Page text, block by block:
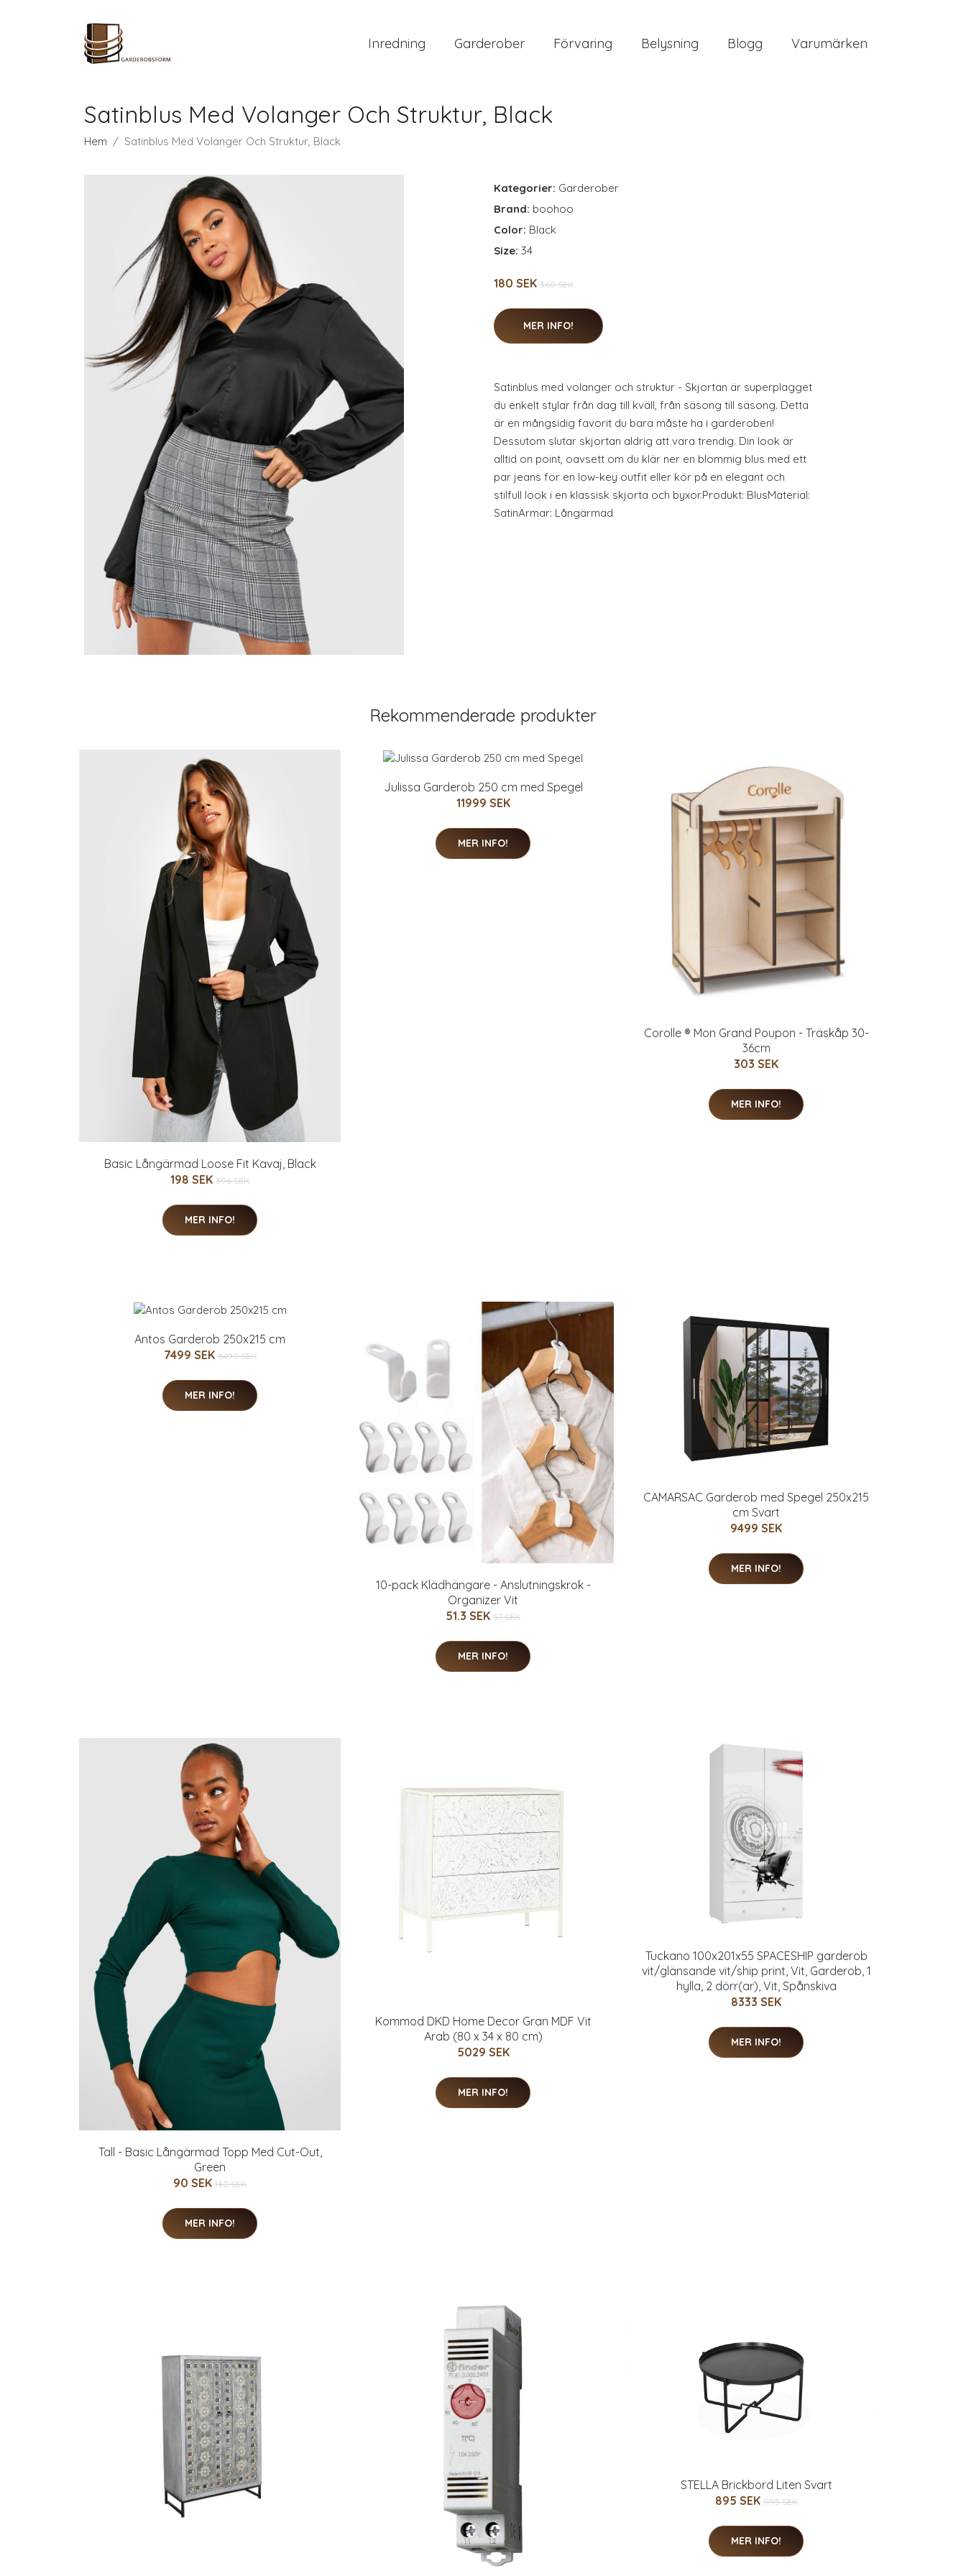
Inredning Garderober Förvaring Belysning Blogg Varumärken
Satinblus Med Volanger Och Struktur, Black
Hem Satinblus Med Volanger Och Struktur, Black
Kategorier: Garderober
Brand: boohoo
Color: Black
Size: 34
180 SEK 360 SEK
MER INFO!
Satinblus med volanger och struktur - Skjortan är superplagget
du enkelt stylar från dag till kväll, från säsong till säsong. Detta
är en mångsidig favorit du bara måste ha i garderoben!
Dessutom slutar skjortan aldrig att vara trendig. Din look är
alltid on point, oavsett om du klär ner en blommig blus med ett
par jeans för en low-key outfit eller kör på en elegant och
stilfull look i en klassisk skjorta och byxor.Produkt: BlusMaterial:
SatinÄrmar: Långärmad
Rekommenderade produkter
Basic Långärmad Loose Fit Kavaj, Black
198 SEK 396 SEK
MER INFO!
Julissa Garderob 250 cm med Spegel
11999 SEK
MER INFO!
Corolle ® Mon Grand Poupon - Träskåp 30-
36cm
303 SEK
MER INFO!
Antos Garderob 250x215 cm
7499 SEK 8499 SEK
MER INFO!
10-pack Klädhängare - Anslutningskrok -
Organizer Vit
51.3 SEK 57 SEK
MER INFO!
CAMARSAC Garderob med Spegel 250x215
cm Svart
9499 SEK
MER INFO!
Tall - Basic Långärmad Topp Med Cut-Out,
Green
90 SEK 180 SEK
MER INFO!
Kommod DKD Home Decor Gran MDF Vit
Arab (80 x 34 x 80 cm)
5029 SEK
MER INFO!
Tuckano 100x201x55 SPACESHIP garderob
vit/glänsande vit/ship print, Vit, Garderob, 1
hylla, 2 dörr(ar), Vit, Spånskiva
8333 SEK
MER INFO!
STELLA Brickbord Liten Svart
895 SEK 995 SEK
MER INFO!